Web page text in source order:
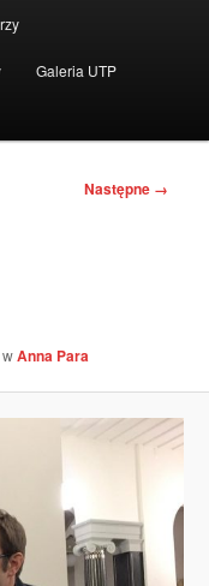
Galeria UTP
Następne →
wAnna Para